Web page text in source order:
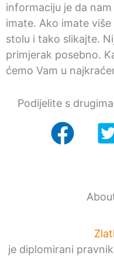
informaciju je da
imate. Ako imate
stolu i tako slikajte.
primjerak posebno.
ćemo Vam u
Podijelite s
je diplomirani